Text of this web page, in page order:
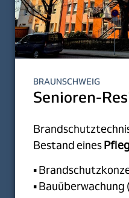
BRAUNSCHWEIG
Senioren-
Bestand eines
▪
▪ Bauüberwachung